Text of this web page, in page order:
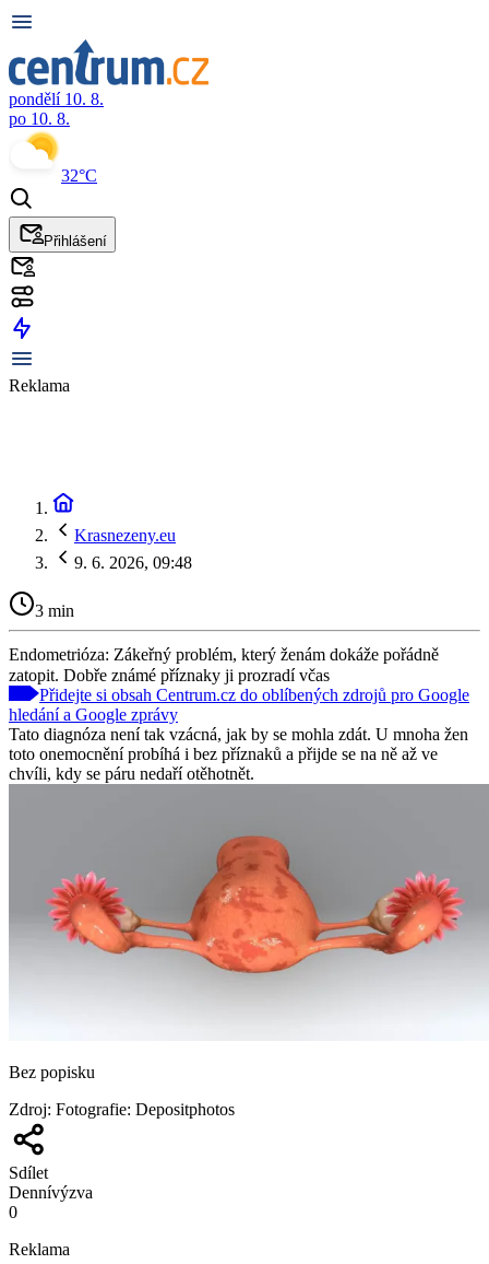
pondělí 10. 8.
po 10. 8.
32°C
Přihlášení
Reklama
Krasnezeny.eu
9. 6. 2026, 09:48
3 min
Endometrióza: Zákeřný problém, který ženám dokáže pořádně
zatopit. Dobře známé příznaky ji prozradí včas
Přidejte si obsah Centrum.cz do oblíbených zdrojů pro Google
hledání a Google zprávy
Tato diagnóza není tak vzácná, jak by se mohla zdát. U mnoha žen
toto onemocnění probíhá i bez příznaků a přijde se na ně až ve
chvíli, kdy se páru nedaří otěhotnět.
Bez popisku
Zdroj: Fotografie: Depositphotos
Sdílet
Dennívýzva
0
Reklama